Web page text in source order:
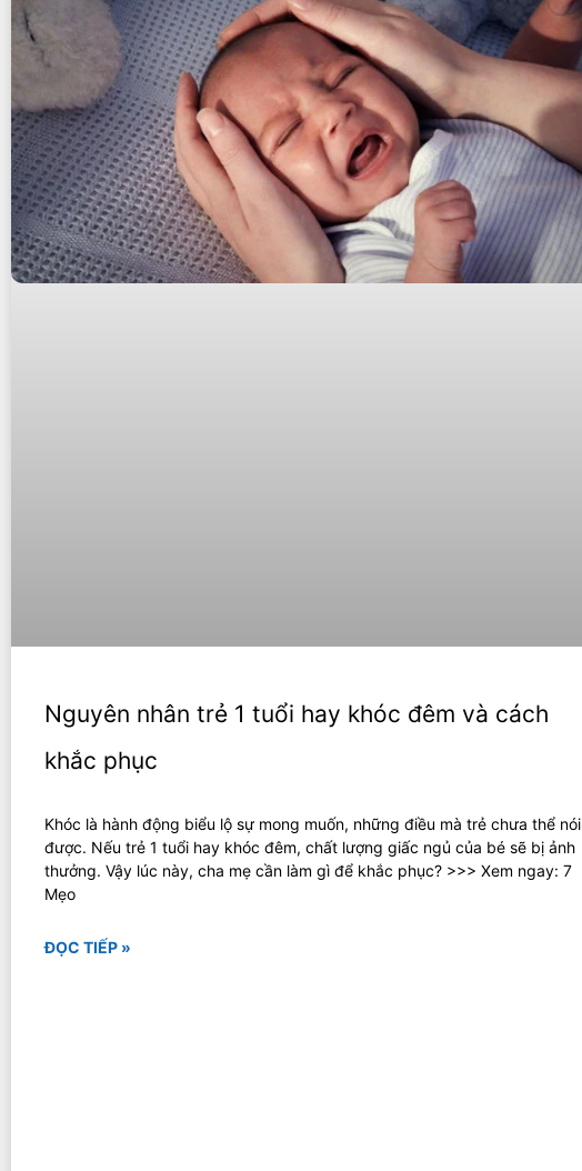
Nguyên nhân trẻ 1 tuổi hay khóc đêm và cách
khắc phục
Khóc là hành động biểu lộ sự mong muốn, những điều mà trẻ chưa thể nói
được. Nếu trẻ 1 tuổi hay khóc đêm, chất lượng giấc ngủ của bé sẽ bị ảnh
thưởng. Vậy lúc này, cha mẹ cần làm gì để khắc phục? >>> Xem ngay: 7
Mẹo
ĐỌC TIẾP »